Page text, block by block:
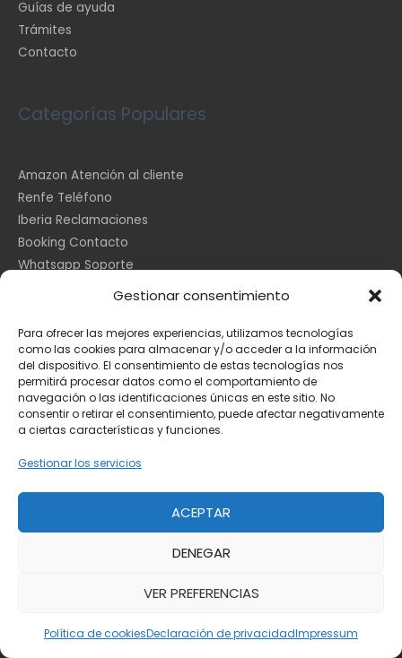
Gestionar consentimiento
Para ofrecer las mejores experiencias, utilizamos tecnologías
como las cookies para almacenar y/o acceder a la información
del dispositivo. El consentimiento de estas tecnologías nos
permitirá procesar datos como el comportamiento de
navegación o las identificaciones únicas en este sitio. No
consentir o retirar el consentimiento, puede afectar negativamente
a ciertas características y funciones.
Gestionar los servicios
ACEPTAR
DENEGAR
VER PREFERENCIAS
Política de cookiesDeclaración de privacidadImpressum
Guías de ayuda
Trámites
Contacto
Categorías Populares
Amazon Atención al cliente
Renfe Teléfono
Iberia Reclamaciones
Booking Contacto
Whatsapp Soporte
Información Legal
Aviso Legal
Toda la información